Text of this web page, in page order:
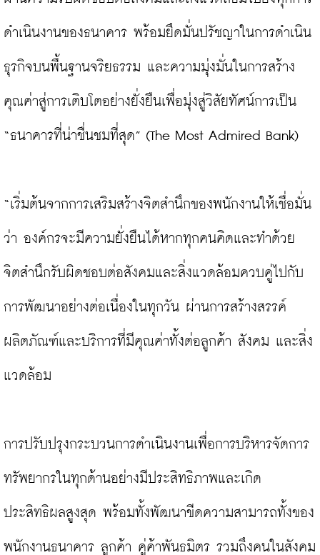
ดำเนินงานของธนาคาร พร้อมยึดมั่นปรัชญาในการดำเนิน
ธุรกิจบนพื้นฐานจริยธรรม และความมุ่งมั่นในการสร้าง
คุณค่าสู่การเติบโตอย่างยั่งยืนเพื่อมุ่งสู่วิสัยทัศน์การเป็น
“ธนาคารที่น่าชื่นชมที่สุด” (The Most Admired Bank)
“เริ่มต้นจากการเสริมสร้างจิตสำนึกของพนักงานให้เชื่อมั่น
ว่า องค์กรจะมีความยั่งยืนได้หากทุกคนคิดและทำด้วย
จิตสำนึกรับผิดชอบต่อสังคมและสิ่งแวดล้อมควบคู่ไปกับ
การพัฒนาอย่างต่อเนื่องในทุกวัน ผ่านการสร้างสรรค์
ผลิตภัณฑ์และบริการที่มีคุณค่าทั้งต่อลูกค้า สังคม และสิ่ง
แวดล้อม
การปรับปรุงกระบวนการดำเนินงานเพื่อการบริหารจัดการ
ทรัพยากรในทุกด้านอย่างมีประสิทธิภาพและเกิด
ประสิทธิผลสูงสุด พร้อมทั้งพัฒนาขีดความสามารถทั้งของ
พนักงานธนาคาร ลูกค้า คู่ค้าพันธมิตร รวมถึงคนในสังคม